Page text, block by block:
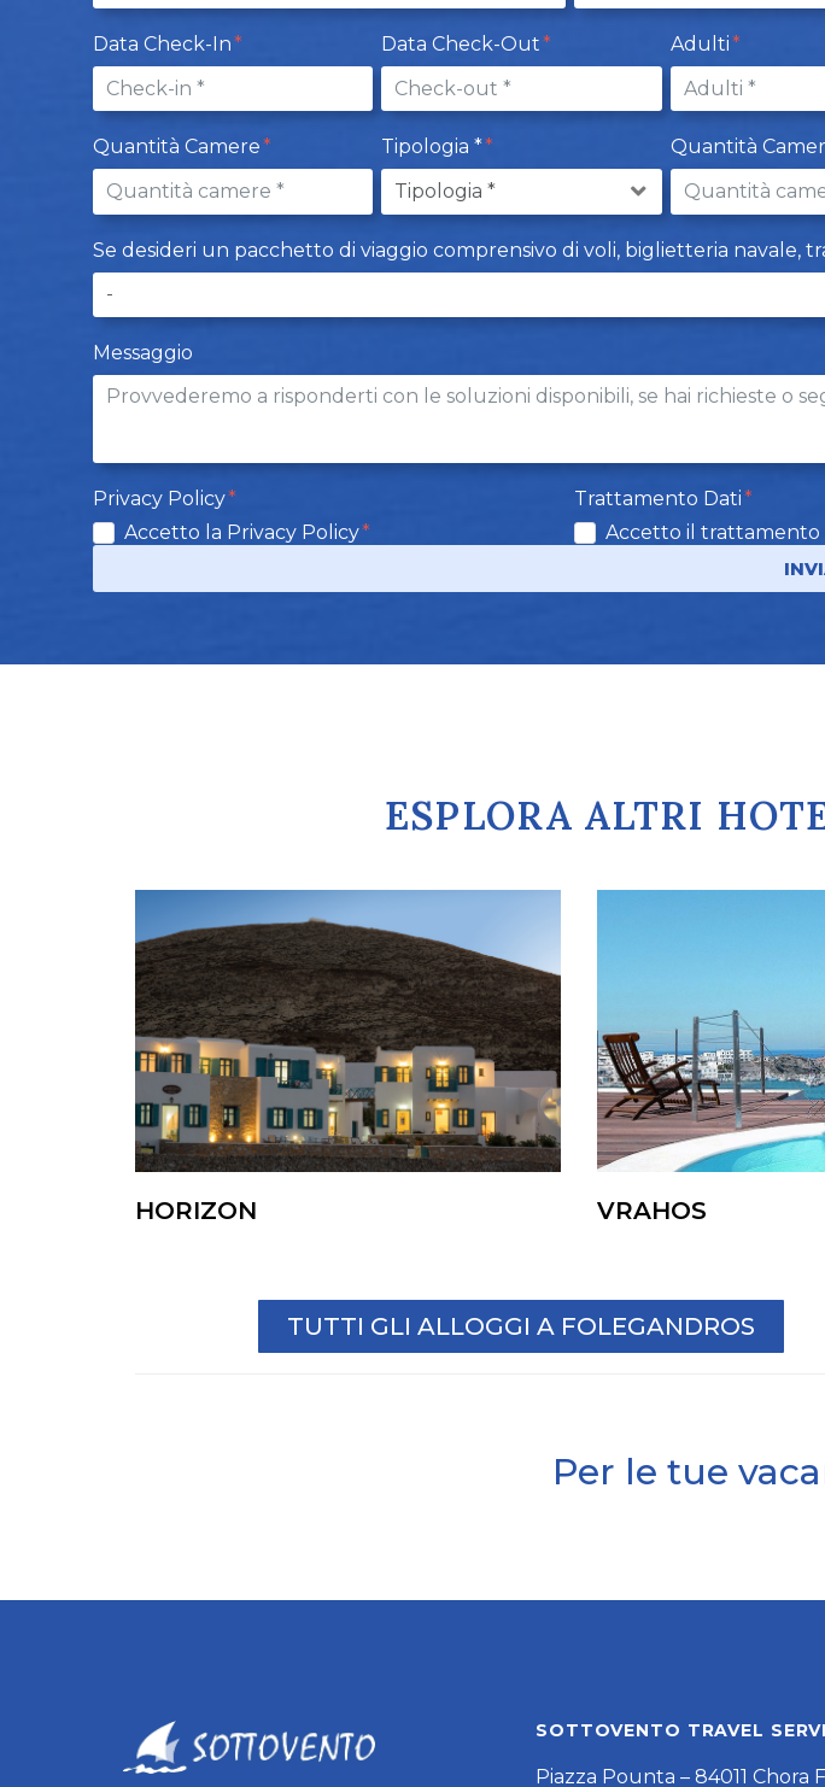
Data Check-In Data Check-Out Adulti
Quantità Camere Tipologia * Quantità
Se desideri un pacchetto di viaggio comprensivo di voli, biglietteria navale,
Messaggio
Privacy Policy
Accetto la Privacy Policy
Trattamento Dati
Accetto il
ESPLORA ALTRI
HORIZON VRAHOS
TUTTI GLI ALLOGGI A FOLEGANDROS
Per le tue
SOTTOVENTO TRAVEL
Piazza Pounta – 84011 Chora